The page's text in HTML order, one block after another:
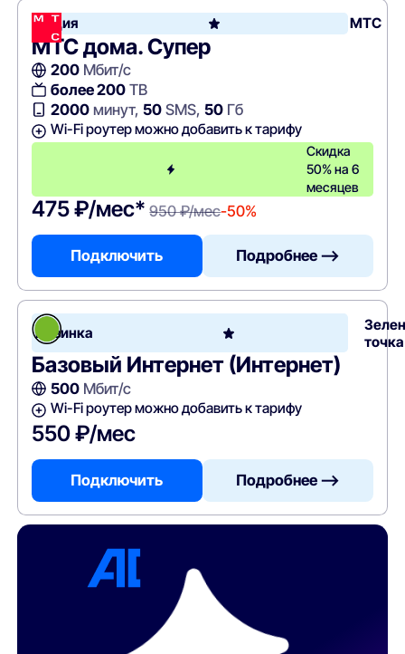
Акция МТС
МТС дома. Супер
200Мбит/с
более 200ТВ
2000минут, 50SMS, 50Гб
Wi-Fi роутер можно добавить к тарифу
Скидка
50% на 6
месяцев
475 ₽/мес* 950 ₽/мес-50%
Подключить Подробнее —>
Новинка
точка
Базовый Интернет (Интернет)
500Мбит/с
Wi-Fi роутер можно добавить к тарифу
550 ₽/мес
Подключить Подробнее —>